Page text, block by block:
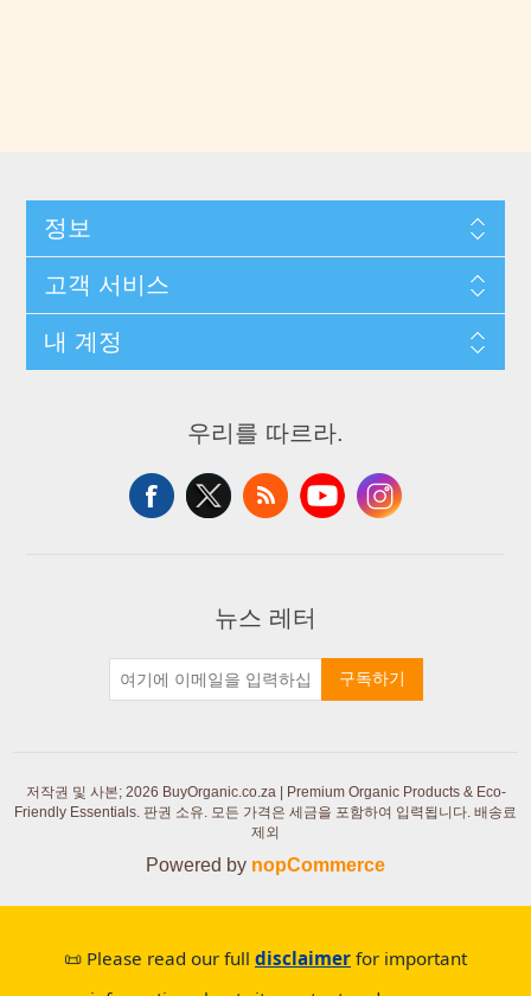
정보
고객 서비스
내 계정
우리를 따르라.
뉴스 레터
구독하기
저작권 및 사본; 2026 BuyOrganic.co.za | Premium Organic Products & Eco-
Friendly Essentials. 판권 소유. 모든 가격은 세금을 포함하여 입력됩니다. 배송료
제외
Powered by nopCommerce
📜 Please read our full disclaimer for important